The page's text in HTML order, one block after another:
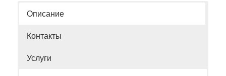
Описание
Контакты
Услуги